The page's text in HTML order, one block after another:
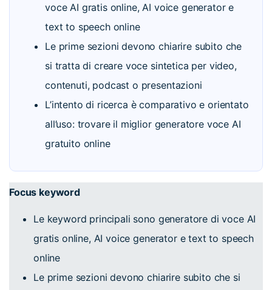
voce AI gratis online, AI voice generator e
text to speech online
Le prime sezioni devono chiarire subito che
si tratta di creare voce sintetica per video,
contenuti, podcast o presentazioni
L’intento di ricerca è comparativo e orientato
all’uso: trovare il miglior generatore voce AI
gratuito online
Focus keyword
Le keyword principali sono generatore di voce AI
gratis online, AI voice generator e text to speech
online
Le prime sezioni devono chiarire subito che si